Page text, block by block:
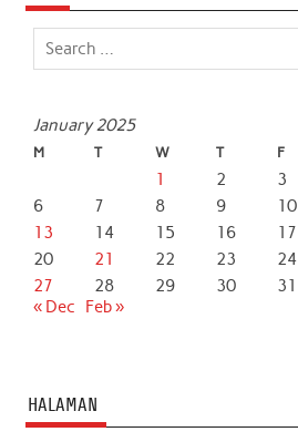
January 2025
M T W T F
1 2 3
6
7 8 9 10
13
14 15 16 17
20
21 22 23 24
27
28 29 30
31
« Dec
Feb »
HALAMAN